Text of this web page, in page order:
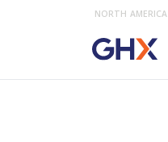
NORTH AMERICA